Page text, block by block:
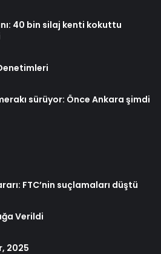
40 bin silaj kenti kokuttu
sürüyor: Önce Ankara şimdi
FTC’nin suçlamaları düştü
Verildi
2025